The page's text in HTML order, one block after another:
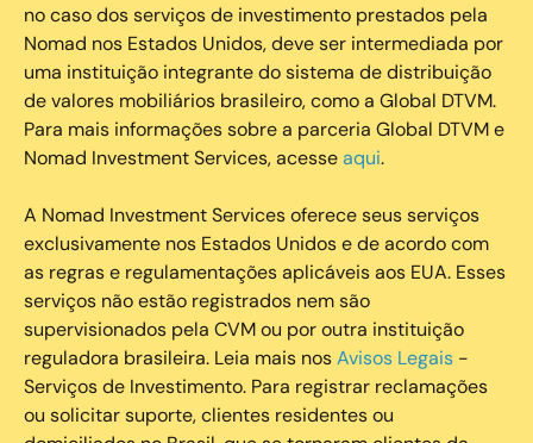
no caso dos serviços de investimento prestados pela
Nomad nos Estados Unidos, deve ser intermediada por
uma instituição integrante do sistema de distribuição
de valores mobiliários brasileiro, como a Global DTVM.
Para mais informações sobre a parceria Global DTVM e
Nomad Investment Services, acesseaqui.
A Nomad Investment Services oferece seus serviços
exclusivamente nos Estados Unidos e de acordo com
as regras e regulamentações aplicáveis aos EUA. Esses
serviços não estão registrados nem são
supervisionados pela CVM ou por outra instituição
reguladora brasileira. Leia mais nosAvisos Legais -
Serviços de Investimento. Para registrar reclamações
ou solicitar suporte, clientes residentes ou